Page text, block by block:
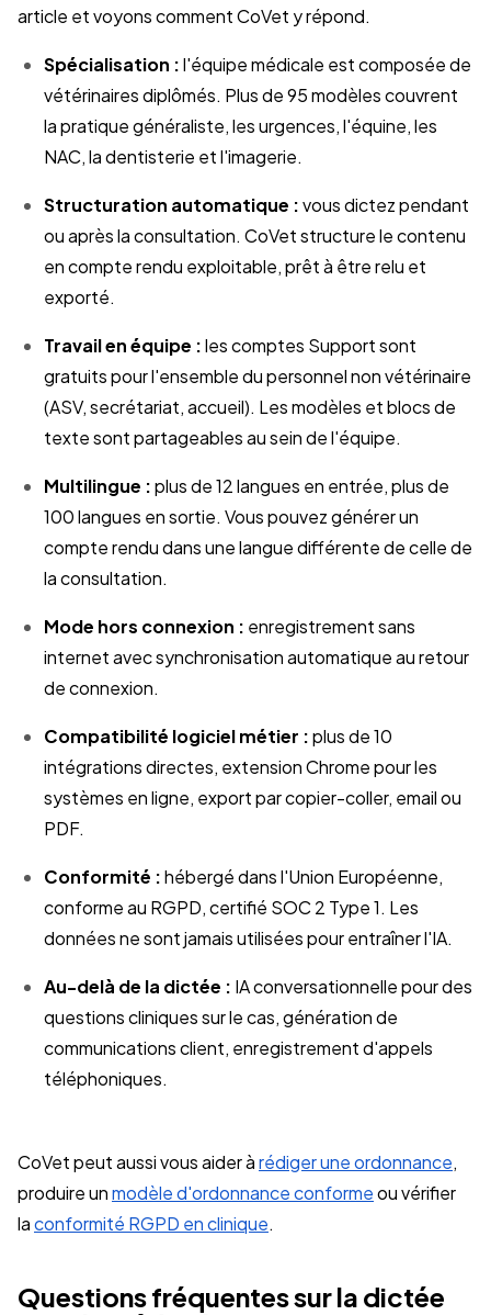
article et voyons comment CoVet y répond.
Spécialisation :l'équipe médicale est composée de
vétérinaires diplômés. Plus de 95 modèles couvrent
la pratique généraliste, les urgences, l'équine, les
NAC, la dentisterie et l'imagerie.
Structuration automatique :vous dictez pendant
ou après la consultation. CoVet structure le contenu
en compte rendu exploitable, prêt à être relu et
exporté.
Travail en équipe :les comptes Support sont
gratuits pour l'ensemble du personnel non vétérinaire
(ASV, secrétariat, accueil). Les modèles et blocs de
texte sont partageables au sein de l'équipe.
Multilingue :plus de 12 langues en entrée, plus de
100 langues en sortie. Vous pouvez générer un
compte rendu dans une langue différente de celle de
la consultation.
Mode hors connexion : enregistrement sans
internet avec synchronisation automatique au retour
de connexion.
Compatibilité logiciel métier :plus de 10
intégrations directes, extension Chrome pour les
systèmes en ligne, export par copier-coller, email ou
PDF.
Conformité :hébergé dans l'Union Européenne,
conforme au RGPD, certifié SOC 2 Type 1. Les
données ne sont jamais utilisées pour entraîner l'IA.
Au-delà de la dictée : IA conversationnelle pour des
questions cliniques sur le cas, génération de
communications client, enregistrement d'appels
téléphoniques.
CoVet peut aussi vous aider àrédiger une ordonnance,
produire unmodèle d'ordonnance conformeou vérifier
laconformité RGPD en clinique.
Questions fréquentes sur la dictée